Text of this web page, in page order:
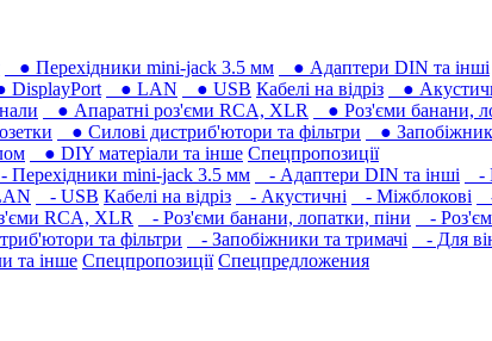
● Перехідники mini-jack 3.5 мм ● Адаптери DIN та інші
DisplayPort ● LAN ● USB Кабелі на відріз ●
● Апаратні роз'єми RCA, XLR ● Роз'єми банани,
● Силові дистриб'ютори та фільтри ●
● DIY матеріали та інше Спецпропозиції
Перехідники mini-jack 3.5 мм - Адаптери DIN та інші -
- USB Кабелі на відріз - Акустичні - Міжблокові
RCA, XLR - Роз'єми банани, лопатки, піни -
та фільтри - Запобіжники та тримачі - Для
та інше Спецпропозиції Спецпредложения